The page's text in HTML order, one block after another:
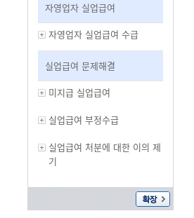
자영업자 실업급여
자영업자 실업급여 수급
실업급여 문제해결
미지급 실업급여
실업급여 부정수급
실업급여 처분에 대한 이의 제
기